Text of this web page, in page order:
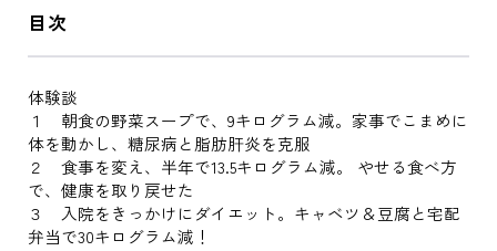
目次
体験談
１ 朝食の野菜スープで、9キログラム減。家事でこまめに
体を動かし、糖尿病と脂肪肝炎を克服
２ 食事を変え、半年で13.5キログラム減。 やせる食べ方
で、健康を取り戻せた
３ 入院をきっかけにダイエット。キャベツ＆豆腐と宅配
弁当で30キログラム減！